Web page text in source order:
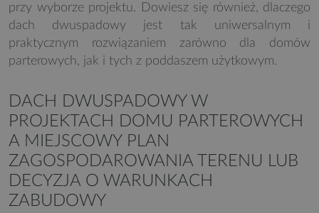
przy wyborze projektu. Dowiesz się również, dlaczego
dach dwuspadowy jest tak uniwersalnym i
praktycznym rozwiązaniem zarówno dla domów
parterowych, jak i tych z poddaszem użytkowym.
DACH DWUSPADOWY W
PROJEKTACH DOMU PARTEROWYCH
A MIEJSCOWY PLAN
ZAGOSPODAROWANIA TERENU LUB
DECYZJA O WARUNKACH
ZABUDOWY